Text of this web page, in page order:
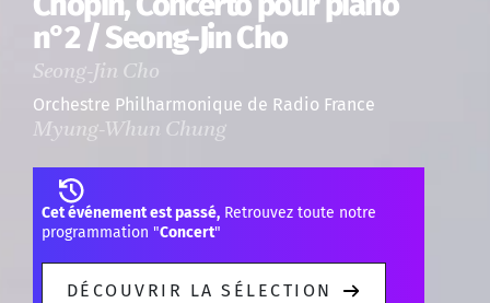
n°2 / Seong-Jin Cho
Seong-Jin Cho
Orchestre Philharmonique de Radio France
Myung-Whun Chung
Cet événement est passé, Retrouvez toute notre
programmation "Concert"
DÉCOUVRIR LA SÉLECTION